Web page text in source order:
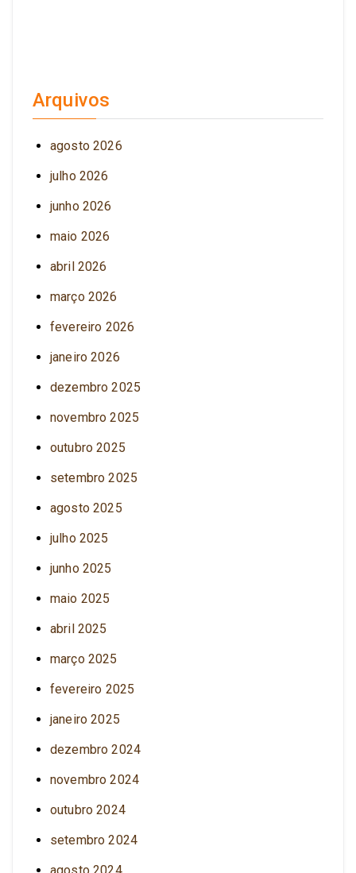
Arquivos
agosto 2026
julho 2026
junho 2026
maio 2026
abril 2026
março 2026
fevereiro 2026
janeiro 2026
dezembro 2025
novembro 2025
outubro 2025
setembro 2025
agosto 2025
julho 2025
junho 2025
maio 2025
abril 2025
março 2025
fevereiro 2025
janeiro 2025
dezembro 2024
novembro 2024
outubro 2024
setembro 2024
agosto 2024